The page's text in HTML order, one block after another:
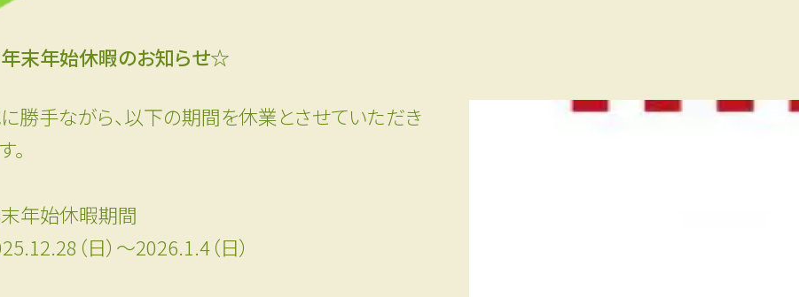
末年始休暇のお知らせ☆
勝手ながら、以下の期間を休業とさせていただき
。
年始休暇期間
（日）〜2026.1.4（日）